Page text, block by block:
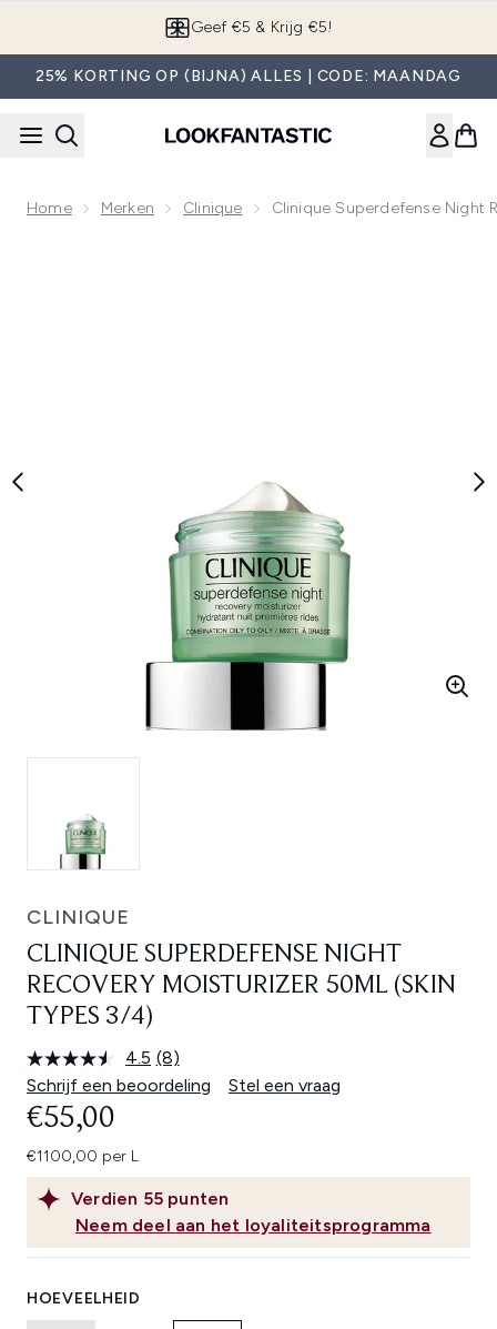
App downloaden
25% KORTING OP (BIJNA) ALLES | CODE: MAANDAG
Home Merken Clinique Clinique Superdefense Night
CLINIQUE
CLINIQUE SUPERDEFENSE NIGHT
RECOVERY MOISTURIZER 50ML (SKIN
TYPES 3/4)
4.5 Lees
8
beoordelingen.
(8)
Schrijf een beoordeling
Stel een vraag
Verdien 55 punten
Neem deel aan het loyaliteitsprogramma
€55,00
€1100,00 per L
HOEVEELHEID